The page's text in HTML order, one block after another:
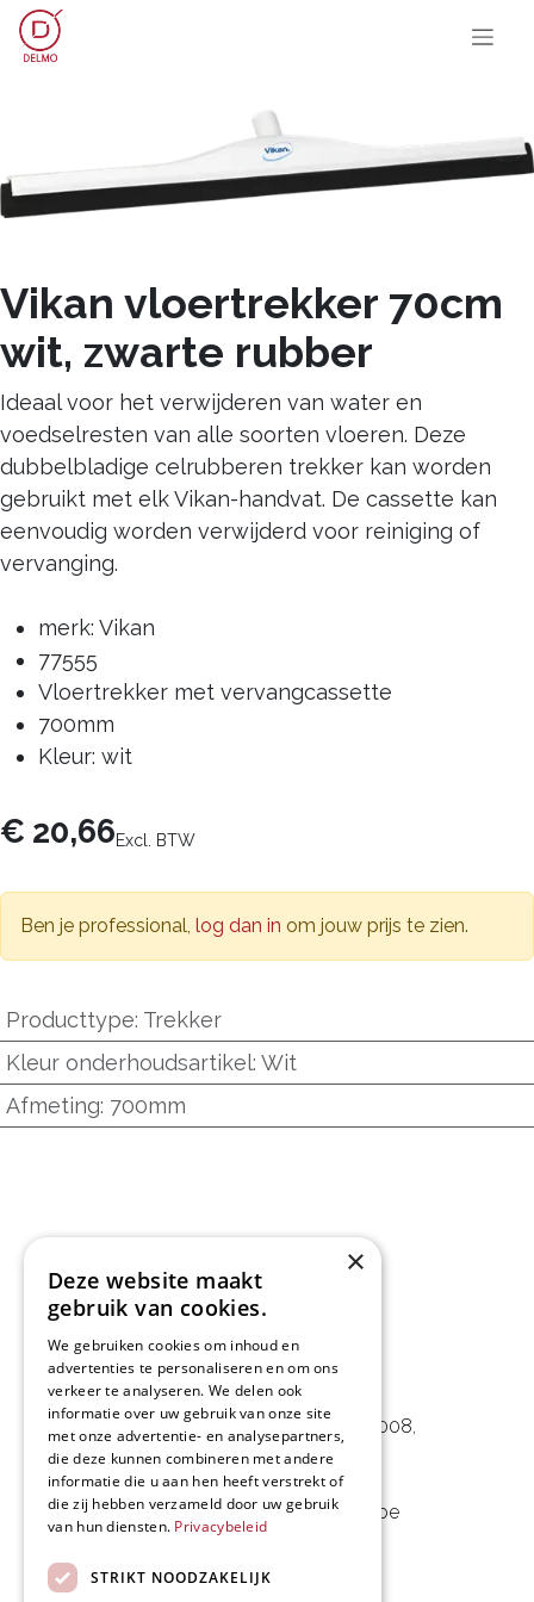
OVERSLAAN NAAR INHOUD
Vikan vloertrekker 70cm
wit, zwarte rubber
Ideaal voor het verwijderen van water en
voedselresten van alle soorten vloeren. Deze
dubbelbladige celrubberen trekker kan worden
gebruikt met elk Vikan-handvat. De cassette kan
eenvoudig worden verwijderd voor reiniging of
vervanging.
merk: Vikan
77555
Vloertrekker met vervangcassette
700mm
Kleur: wit
€ 20,66Excl. BTW
Ben je professional, log dan in om jouw prijs te zien.
Producttype: Trekker
Kleur onderhoudsartikel: Wit
Afmeting: 700mm
L&D Foodpartner BV
Noorwegenstraat 29D, Haven 8008,
9940 Evergem, BE
09 253 49 57- mail@delmo.be
×
Deze website maakt
gebruik van cookies.
We gebruiken cookies om inhoud en
advertenties te personaliseren en om ons
verkeer te analyseren. We delen ook
informatie over uw gebruik van onze site
met onze advertentie- en analysepartners,
die deze kunnen combineren met andere
informatie die u aan hen heeft verstrekt of
die zij hebben verzameld door uw gebruik
van hun diensten. Privacybeleid
STRIKT NOODZAKELIJK